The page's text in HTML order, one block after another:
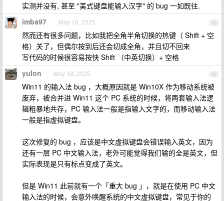
实测并没有, 甚至 "美式键盘能输入汉字" 的 bug 一如既往.
32
imba97 May 18, 2025
然而还有很多问题，比如我把全角半角切换的热键（ Shift + 空
格）关了，但偶尔按到后还会切成全角，并且切不回来
写代码的时候很容易按快 Shift （中英切换）+ 空格
33
yulon May 18, 2025
Win11 的输入法 bug ，大概原因就是 Win10X 作为移动系统被
废弃，被合并进 Win11 这个 PC 系统的时候，将两套输入法逻
辑粗暴地共存，PC 输入法一般是指输入文字的，而移动输入法
一般是指虚拟键盘。
这次修复的 bug ，应该是中文虚拟键盘会错误输入英文，因为
还有一层 PC 中文输入法，老外可能觉得我们输的全是英文，但
实际表现是只有标点变成了英文。
但是 Win11 此前就有一个「重大 bug 」，就是在使用 PC 中文
输入法的时候，会意外唤醒系统的中文虚拟键盘，常见于你的